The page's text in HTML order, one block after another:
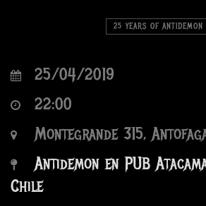
25 YEARS OF ANTIDEMON
25/04/2019
22:00
Montegrande 315,
Antidemon en PUB
Chile